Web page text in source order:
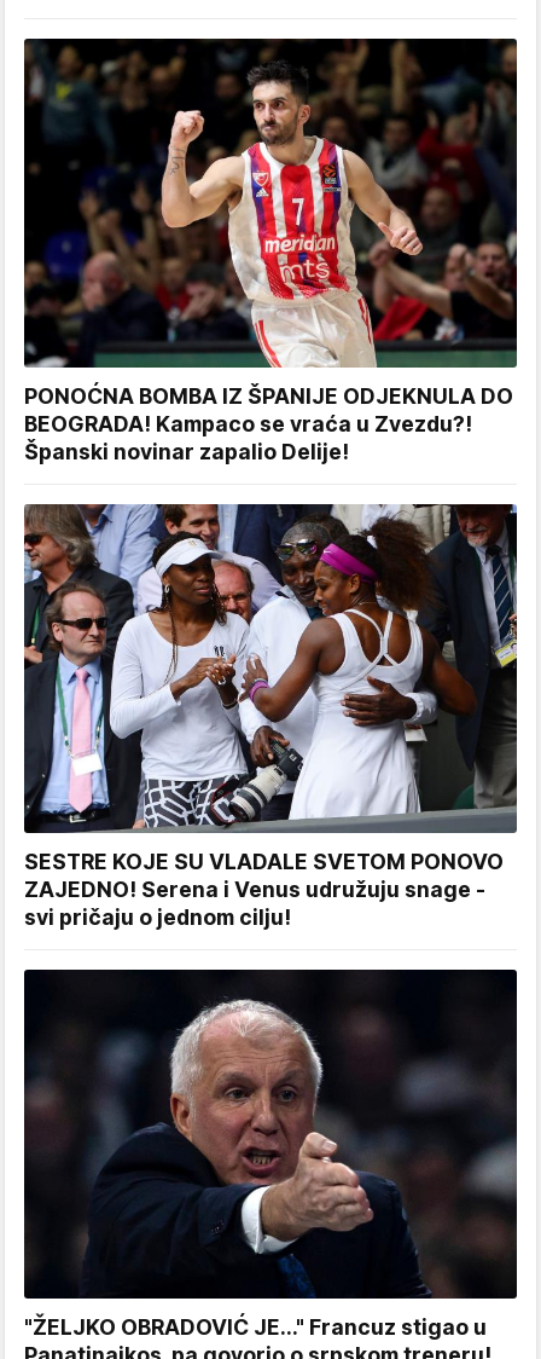
PONOĆNA BOMBA IZ ŠPANIJE ODJEKNULA DO
BEOGRADA! Kampaco se vraća u Zvezdu?!
Španski novinar zapalio Delije!
SESTRE KOJE SU VLADALE SVETOM PONOVO
ZAJEDNO! Serena i Venus udružuju snage -
svi pričaju o jednom cilju!
"ŽELJKO OBRADOVIĆ JE..." Francuz stigao u